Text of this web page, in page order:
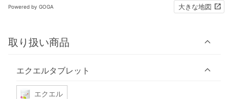
Powered by GOGA 大きな地図
取り扱い商品
エクエルタブレット
エクエル